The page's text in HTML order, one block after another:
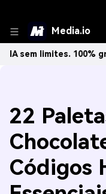
Media.io
limites. 100% grátis!
22
Códigos